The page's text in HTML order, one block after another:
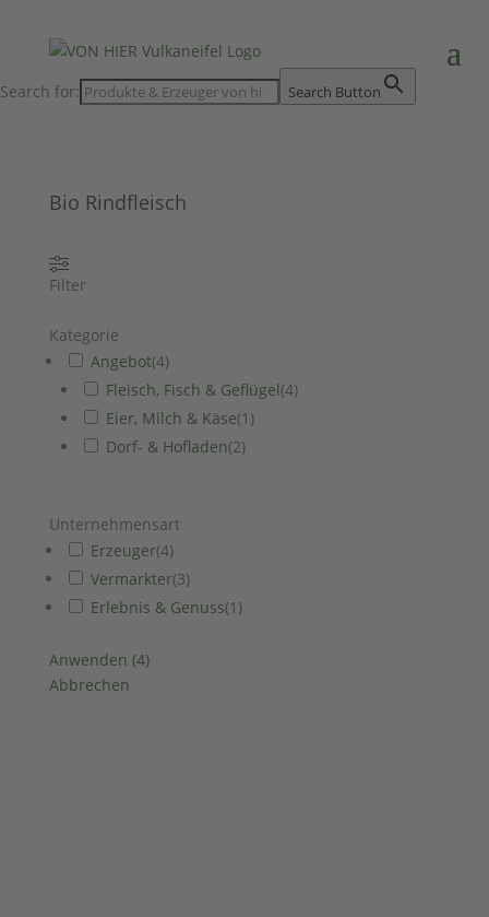
Search for: Search Button
Bio Rindfleisch
Filter
Kategorie
Angebot(4)
Fleisch, Fisch & Geflügel(4)
Eier, Milch & Käse(1 )
Dorf- & Hofladen(2)
Unternehmensart
Erzeuger(4)
Vermarkter(3)
Erlebnis & Genuss(1 )
Anwenden (4)
Abbrechen